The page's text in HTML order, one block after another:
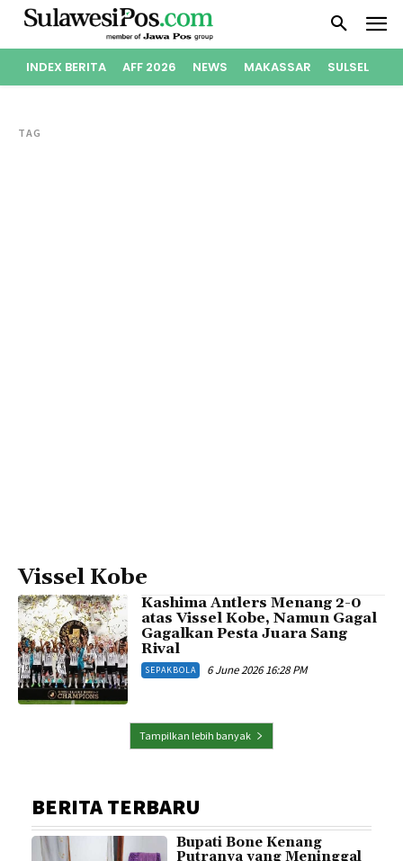
INDEX BERITA AFF 2026 NEWS MAKASSAR SULSEL
TAG
Vissel Kobe
Kashima Antlers Menang 2-0
atas Vissel Kobe, Namun Gagal
Gagalkan Pesta Juara Sang
Rival
SEPAKBOLA 6 June 2026 16:28 PM
Tampilkan lebih banyak
BERITA TERBARU
Bupati Bone Kenang
Putranya yang Meninggal